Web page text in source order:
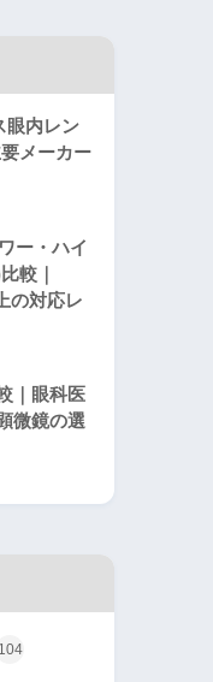
眼内レン
メーカー
ー・ハイ
較｜
の対応レ
｜眼科医
微鏡の選
104